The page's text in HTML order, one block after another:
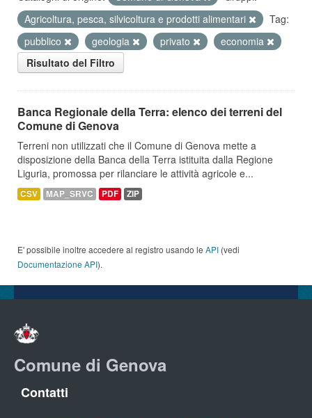
Agricoltura, pesca, silvicoltura e prodotti alimentari
Tag:
pubblico
geologia privato
economia
Risultato del Filtro
Banca Regionale della Terra: elenco dei terreni del
Comune di Genova
Terreni non utilizzati che il Comune di Genova mette a
disposizione della Banca della Terra istituita dalla Regione
Liguria, promossa per rilanciare le attività agricole e...
CSV MAP_SRVC PDF ZIP
E' possibile inoltre accedere al registro usando le API (vedi
Documentazione API).
Comune di Genova
Contatti